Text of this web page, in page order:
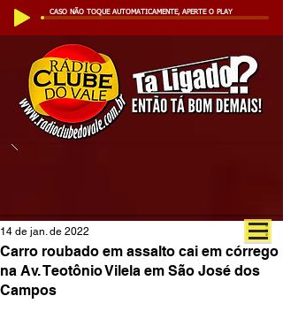
CASO NÃO TOQUE AUTOMATICAMENTE, APERTE O PLAY
Carro roubado em assalto cai em córrego
na Av. Teotônio Vilela em São José dos
Campos
14 de jan. de 2022